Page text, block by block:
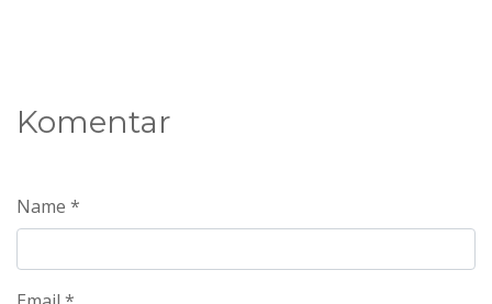
Komentar
Name *